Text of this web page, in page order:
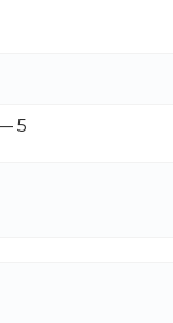
5